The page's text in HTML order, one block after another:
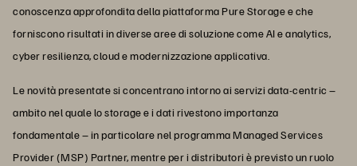
conoscenza approfondita della piattaforma Pure Storage e che
forniscono risultati in diverse aree di soluzione come AI e analytics,
cyber resilienza, cloud e modernizzazione applicativa.
Le novità presentate si concentrano intorno ai servizi data-centric –
ambito nel quale lo storage e i dati rivestono importanza
fondamentale – in particolare nel programma Managed Services
Provider (MSP) Partner, mentre per i distributori è previsto un ruolo